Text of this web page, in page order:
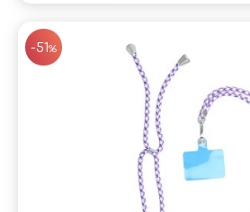
-51%